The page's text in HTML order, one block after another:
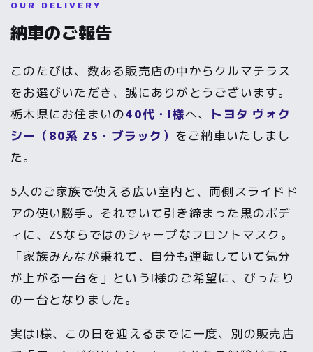
OUR DELIVERY
納車のご報告
このたびは、数ある販売店の中からクルマテラス
をお選びいただき、誠にありがとうございます。
栃木県にお住まいの40代・I様へ、
トヨタ ヴォク
シー（80系 ZS・ブラック） をご納車いたしまし
た。
5人のご家族で使える広い室内と、両側スライドド
アの使い勝手。それでいて引き締まった黒のボデ
ィに、ZSならではのシャープなフロントマスク。
「家族みんなが乗れて、自分も運転していて気分
が上がる一台を」というI様のご希望に、ぴったり
の一台となりました。
実はI様、この日を迎えるまでに一度、別の販売店